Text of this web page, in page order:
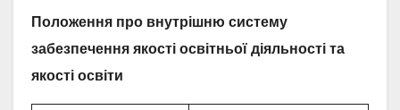
Положення про внутрішню систему
забезпечення якості освітньої діяльності та
якості освіти